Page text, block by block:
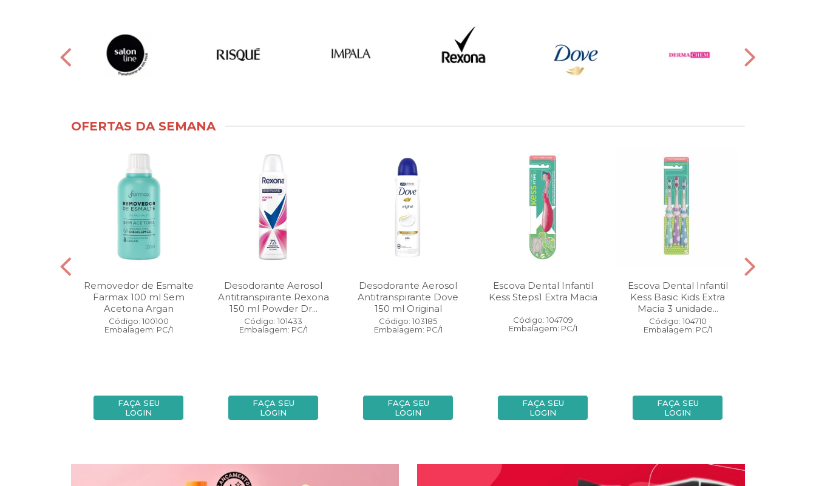
OFERTAS DA SEMANA
Removedor de Esmalte
Farmax 100 ml Sem
Acetona Argan
Código: 100100
Embalagem: PC/1
FAÇA SEU
LOGIN
Desodorante Aerosol
Antitranspirante Rexona
150 ml Powder Dr...
Código: 101433
Embalagem: PC/1
FAÇA SEU
LOGIN
Desodorante Aerosol
Antitranspirante Dove
150 ml Original
Código: 103185
Embalagem: PC/1
FAÇA SEU
LOGIN
Escova Dental Infantil
Kess Steps1 Extra Macia
Código: 104709
Embalagem: PC/1
FAÇA SEU
LOGIN
Escova Dental Infantil
Kess Basic Kids Extra
Macia 3 unidade...
Código: 104710
Embalagem: PC/1
FAÇA SEU
LOGIN